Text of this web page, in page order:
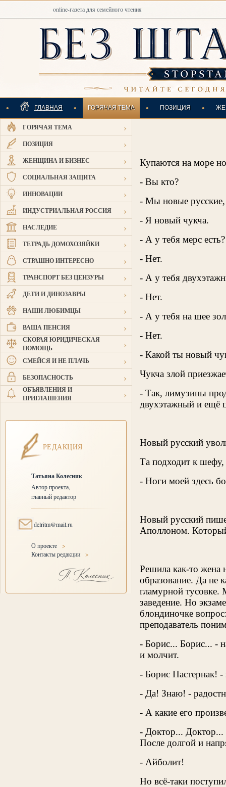
online-газета для семейного чтения
• ГЛАВНАЯ • ГОРЯЧАЯ ТЕМА • ПОЗИЦИЯ •
ИНДУСТРИАЛЬНАЯ
ГОРЯЧАЯ ТЕМА ›
ПОЗИЦИЯ ›
ЖЕНЩИНА И БИЗНЕС ›
СОЦИАЛЬНАЯ ЗАЩИТА ›
ИННОВАЦИИ ›
ИНДУСТРИАЛЬНАЯ РОССИЯ ›
НАСЛЕДИЕ ›
ТЕТРАДЬ ДОМОХОЗЯЙКИ ›
СТРАШНО ИНТЕРЕСНО ›
ТРАНСПОРТ БЕЗ ЦЕНЗУРЫ ›
ДЕТИ И ДИНОЗАВРЫ ›
НАШИ ЛЮБИМЦЫ ›
ВАША ПЕНСИЯ ›
СКОРАЯ ЮРИДИЧЕСКАЯ
ПОМОЩЬ
›
СМЕЙСЯ И НЕ ПЛАЧЬ ›
БЕЗОПАСНОСТЬ ›
ОБЪЯВЛЕНИЯ И
ПРИГЛАШЕНИЯ
›
РЕДАКЦИЯ
Татьяна Колесник
Автор проекта,
главный редактор
delritm@mail.ru
О проекте
>
Контакты редакции
>
Купаются на море
- Вы кто?
- Мы новые русские,
- Я новый чукча.
- А у тебя мерс есть?
- Нет.
- А у тебя
- Нет.
- А у тебя на шее
- Нет.
- Какой ты новый
Чукча злой
- Так, лимузины
двухэтажный и ещё
Новый русский
Та подходит к шефу,
- Ноги моей здесь
Новый русский
Аполлоном.
Решила как-то жена
образование. Да не
гламурной тусовке.
заведение. Но
блондиночке
преподаватель
- Борис... Борис... -
и молчит.
- Борис Пастернак! -
- Да! Знаю! -
- А какие его
- Доктор... Доктор...
После долгой и
- Айболит!
Но всё-таки